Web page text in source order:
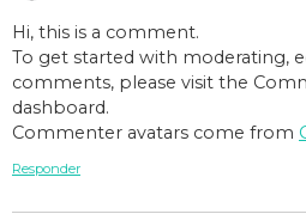
Hi, this is a comment.
To get started with moderating,
comments, please visit the
dashboard.
Commenter avatars come from
Responder